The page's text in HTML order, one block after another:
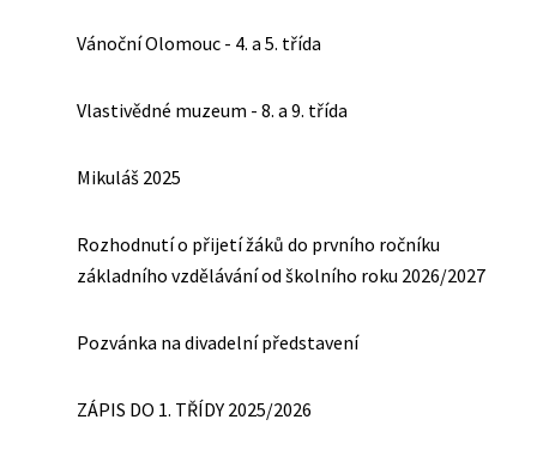
Vánoční Olomouc - 4. a 5. třída
Vlastivědné muzeum - 8. a 9. třída
Mikuláš 2025
Rozhodnutí o přijetí žáků do prvního ročníku
základního vzdělávání od školního roku 2026/2027
Pozvánka na divadelní představení
ZÁPIS DO 1. TŘÍDY 2025/2026